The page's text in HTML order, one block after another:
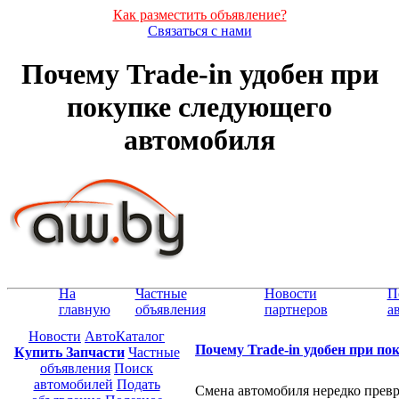
Как разместить объявление?
Связаться с нами
Почему Trade-in удобен при
покупке следующего
автомобиля
На
главную
Частные
объявления
Новости
партнеров
Новости АвтоКаталог
Купить Запчасти Частные
объявления Поиск
автомобилей Подать
Почему Trade-in удобен при
Смена автомобиля нередко